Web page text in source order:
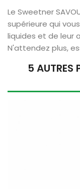
Le Sweetner
supérieure qui
liquides et de leur
N'attendez plus,
5 AUTRES